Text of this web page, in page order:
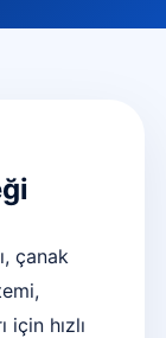
çanak
hızlı